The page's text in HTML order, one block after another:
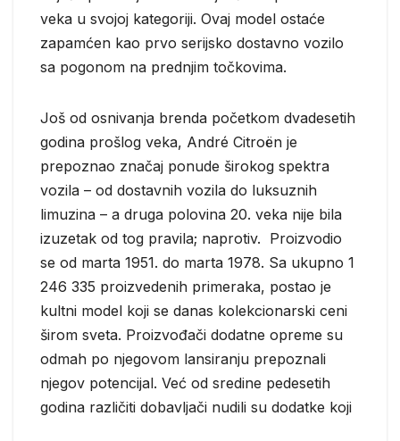
veka u svojoj kategoriji. Ovaj model ostaće
zapamćen kao prvo serijsko dostavno vozilo
sa pogonom na prednjim točkovima.
Još od osnivanja brenda početkom dvadesetih
godina prošlog veka, André Citroën je
prepoznao značaj ponude širokog spektra
vozila – od dostavnih vozila do luksuznih
limuzina – a druga polovina 20. veka nije bila
izuzetak od tog pravila; naprotiv. Proizvodio
se od marta 1951. do marta 1978. Sa ukupno 1
246 335 proizvedenih primeraka, postao je
kultni model koji se danas kolekcionarski ceni
širom sveta. Proizvođači dodatne opreme su
odmah po njegovom lansiranju prepoznali
njegov potencijal. Već od sredine pedesetih
godina različiti dobavljači nudili su dodatke koji